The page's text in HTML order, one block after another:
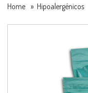
Home » Hipoalergénicos